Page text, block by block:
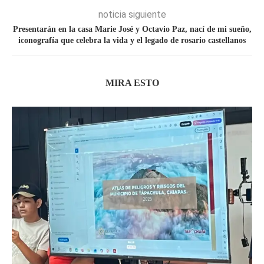
noticia siguiente
Presentarán en la casa Marie José y Octavio Paz, nací de mi sueño,
iconografía que celebra la vida y el legado de rosario castellanos
MIRA ESTO